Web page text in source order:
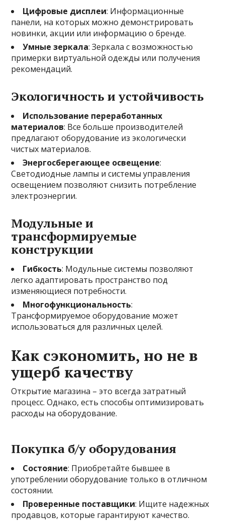
Цифровые дисплеи: Информационные
панели, на которых можно демонстрировать
новинки, акции или информацию о бренде.
Умные зеркала: Зеркала с возможностью
примерки виртуальной одежды или получения
рекомендаций.
Экологичность и устойчивость
Использование переработанных
материалов: Все больше производителей
предлагают оборудование из экологически
чистых материалов.
Энергосберегающее освещение:
Светодиодные лампы и системы управления
освещением позволяют снизить потребление
электроэнергии.
Модульные и
трансформируемые
конструкции
Гибкость: Модульные системы позволяют
легко адаптировать пространство под
изменяющиеся потребности.
Многофункциональность:
Трансформируемое оборудование может
использоваться для различных целей.
Как сэкономить, но не в
ущерб качеству
Открытие магазина – это всегда затратный
процесс. Однако, есть способы оптимизировать
расходы на оборудование.
Покупка б/у оборудования
Состояние: Приобретайте бывшее в
употреблении оборудование только в отличном
состоянии.
Проверенные поставщики: Ищите надежных
продавцов, которые гарантируют качество.